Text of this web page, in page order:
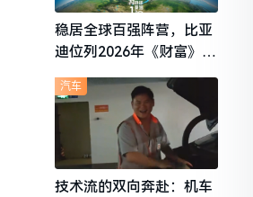
稳居全球百强阵营，比亚
迪位列2026年《财富》世
技术流的双向奔赴：机车
汽车